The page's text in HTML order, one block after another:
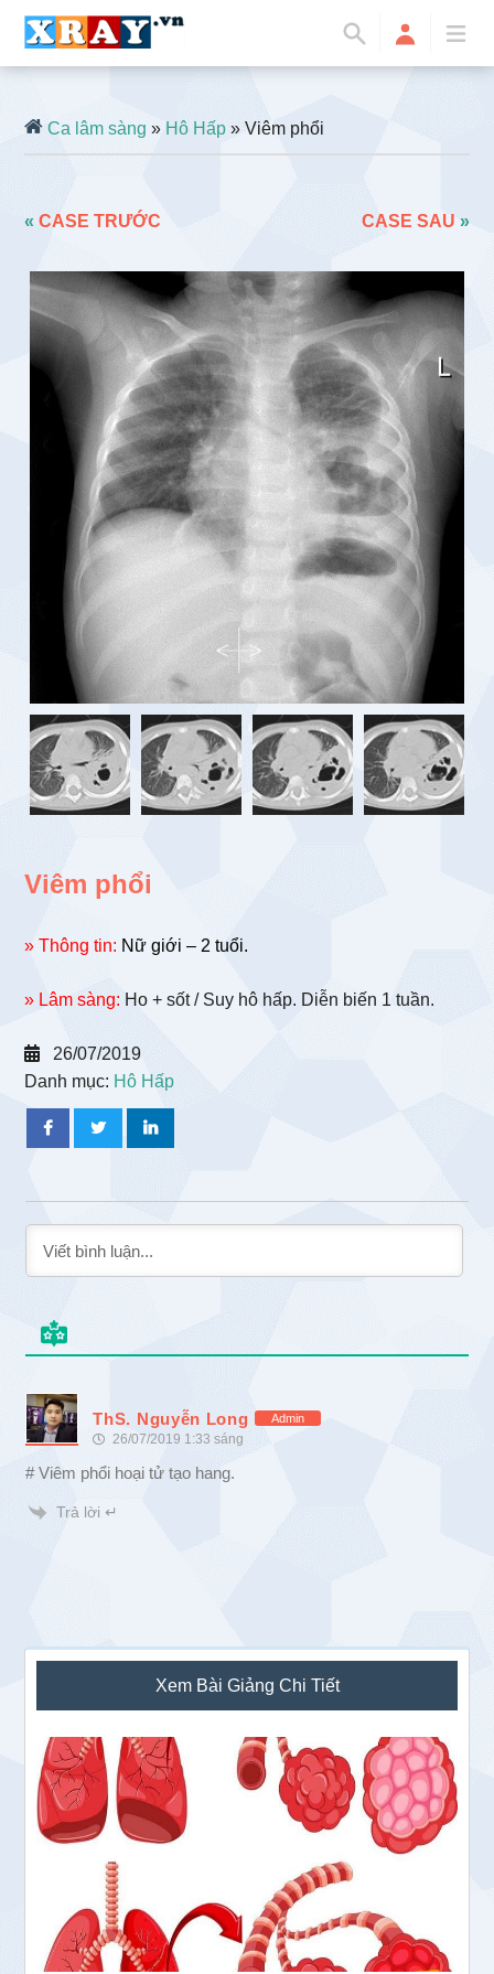
Ca lâm sàng » Hô Hấp » Viêm phổi
«CASE TRƯỚC CASE SAU »
Viêm phổi
» Thông tin: Nữ giới – 2 tuổi.
» Lâm sàng: Ho + sốt / Suy hô hấp. Diễn biến 1 tuần.
26/07/2019
Danh mục: Hô Hấp
ThS. Nguyễn Long Admin
26/07/2019 1:33 sáng
# Viêm phổi hoại tử tạo hang.
Trả lời ↵
Sidebar
chính
Xem Bài Giảng Chi Tiết